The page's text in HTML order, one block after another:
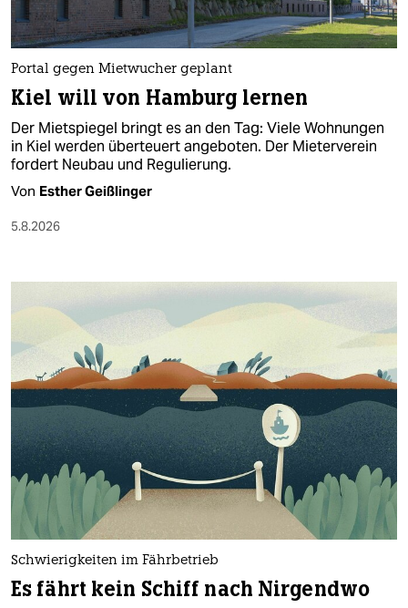
genossenschaft
epaper login
Portal gegen Mietwucher geplant
Kiel will von Hamburg lernen
Der Mietspiegel bringt es an den Tag: Viele Wohnungen
in Kiel werden überteuert angeboten. Der Mieterverein
fordert Neubau und Regulierung.
Von Esther Geißlinger
5.8.2026
Schwierigkeiten im Fährbetrieb
Es fährt kein Schiff nach Nirgendwo